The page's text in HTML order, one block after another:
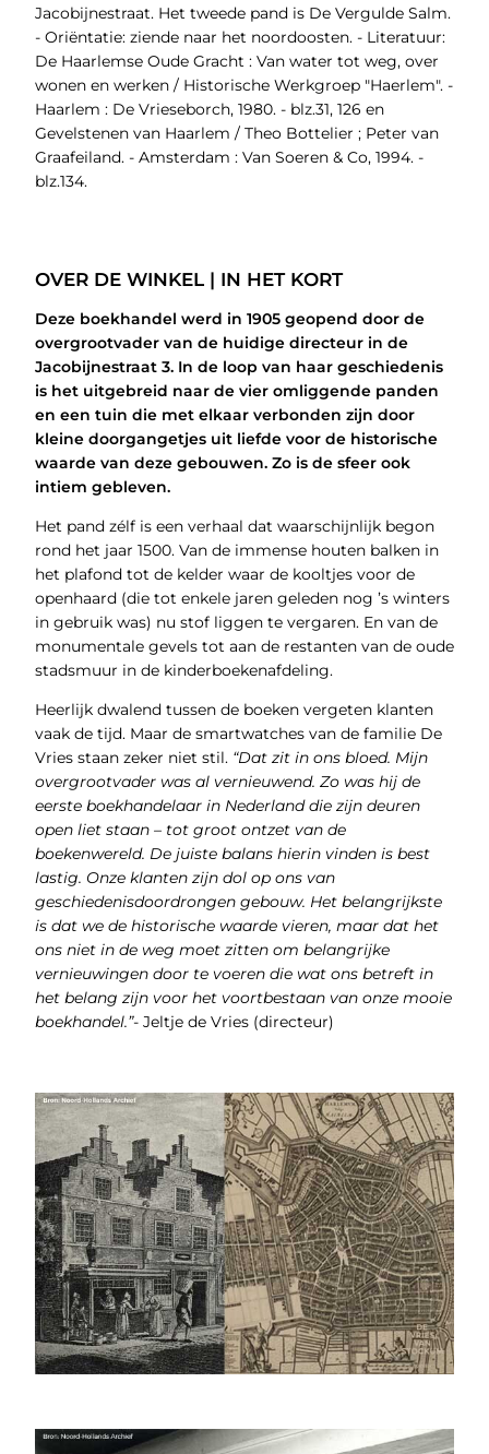
Jacobijnestraat. Het tweede pand is De Vergulde Salm.
- Oriëntatie: ziende naar het noordoosten. - Literatuur:
De Haarlemse Oude Gracht : Van water tot weg, over
wonen en werken / Historische Werkgroep "Haerlem". -
Haarlem : De Vrieseborch, 1980. - blz.31, 126 en
Gevelstenen van Haarlem / Theo Bottelier ; Peter van
Graafeiland. - Amsterdam : Van Soeren & Co, 1994. -
blz.134.
OVER DE WINKEL | IN HET KORT
Deze boekhandel werd in 1905 geopend door de
overgrootvader van de huidige directeur in de
Jacobijnestraat 3. In de loop van haar geschiedenis
is het uitgebreid naar de vier omliggende panden
en een tuin die met elkaar verbonden zijn door
kleine doorgangetjes uit liefde voor de historische
waarde van deze gebouwen. Zo is de sfeer ook
intiem gebleven.
Het pand zélf is een verhaal dat waarschijnlijk begon
rond het jaar 1500. Van de immense houten balken in
het plafond tot de kelder waar de kooltjes voor de
openhaard (die tot enkele jaren geleden nog ’s winters
in gebruik was) nu stof liggen te vergaren. En van de
monumentale gevels tot aan de restanten van de oude
stadsmuur in de kinderboekenafdeling.
Heerlijk dwalend tussen de boeken vergeten klanten
vaak de tijd. Maar de smartwatches van de familie De
Vries staan zeker niet stil. “Dat zit in ons bloed. Mijn
overgrootvader was al vernieuwend. Zo was hij de
eerste boekhandelaar in Nederland die zijn deuren
open liet staan – tot groot ontzet van de
boekenwereld. De juiste balans hierin vinden is best
lastig. Onze klanten zijn dol op ons van
geschiedenisdoordrongen gebouw. Het belangrijkste
is dat we de historische waarde vieren, maar dat het
ons niet in de weg moet zitten om belangrijke
vernieuwingen door te voeren die wat ons betreft in
het belang zijn voor het voortbestaan van onze mooie
boekhandel.”- Jeltje de Vries (directeur)